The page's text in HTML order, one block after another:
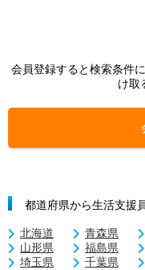
会員登録すると検索条件
け取
都道府県から生活支援
北海道 青森県
山形県
福島県
埼玉県
千葉県